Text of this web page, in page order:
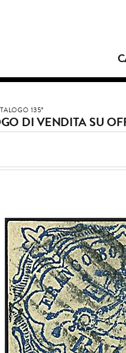
135°
DI VENDITA SU